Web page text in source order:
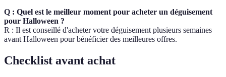
Q : Quel est le meilleur moment pour acheter un déguisement
pour Halloween ?
R : Il est conseillé d'acheter votre déguisement plusieurs semaines
avant Halloween pour bénéficier des meilleures offres.
Checklist avant achat